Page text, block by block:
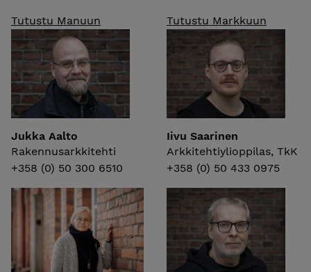
Tutustu Manuun Tutustu Markkuun
Jukka Aalto
Rakennusarkkitehti
+358 (0) 50 300 6510
Iivu Saarinen
Arkkitehtiylioppilas, TkK
+358 (0) 50 433 0975